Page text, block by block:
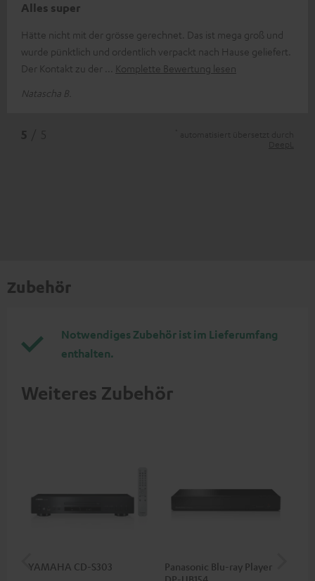
Alles super
Hätte nicht mit der grösse gerechnet. Das ist mega groß und
wurde pünktlich und ordentlich verpackt nach Hause geliefert.
Der Kontakt zu der
Komplette Bewertung lesen
Natascha B.
Zubehör
Notwendiges Zubehör ist im Lieferumfang
enthalten.
Weiteres Zubehör
YAMAHA CD-S303
Panasonic Blu-ray Player